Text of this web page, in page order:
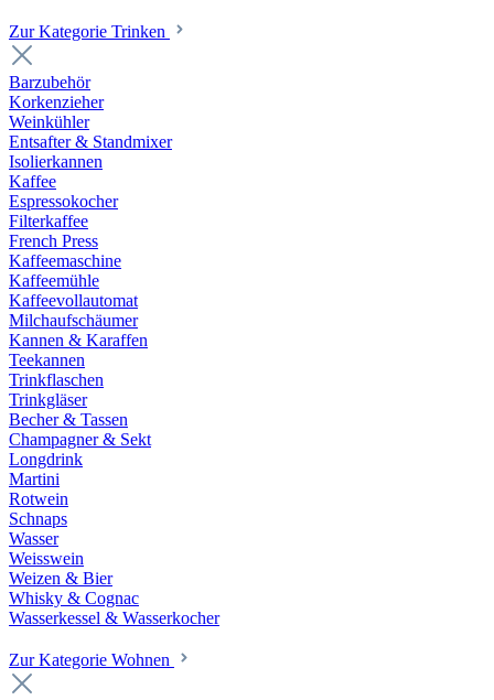
Zur Kategorie Trinken
Barzubehör
Korkenzieher
Weinkühler
Entsafter & Standmixer
Isolierkannen
Kaffee
Espressokocher
Filterkaffee
French Press
Kaffeemaschine
Kaffeemühle
Kaffeevollautomat
Milchaufschäumer
Kannen & Karaffen
Teekannen
Trinkflaschen
Trinkgläser
Becher & Tassen
Champagner & Sekt
Longdrink
Martini
Rotwein
Schnaps
Wasser
Weisswein
Weizen & Bier
Whisky & Cognac
Wasserkessel & Wasserkocher
Zur Kategorie Wohnen